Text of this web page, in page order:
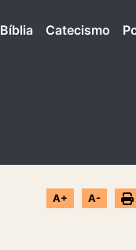
Bíblia Catecismo
A+ A-